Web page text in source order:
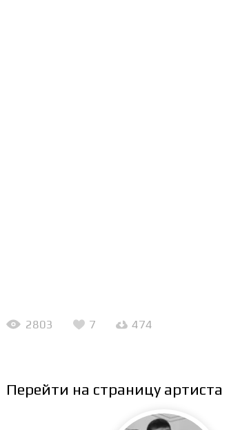
2803 7 474
Перейти на страницу артиста